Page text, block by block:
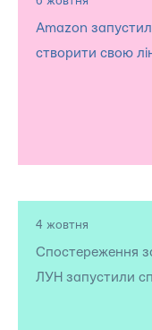
Amazon
створити свою
4 жовтня
Спостереження
ЛУН запустили